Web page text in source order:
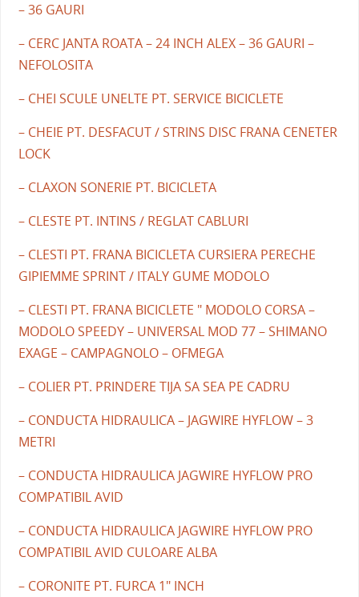
– 36 GAURI
– CERC JANTA ROATA – 24 INCH ALEX – 36 GAURI –
NEFOLOSITA
– CHEI SCULE UNELTE PT. SERVICE BICICLETE
– CHEIE PT. DESFACUT / STRINS DISC FRANA CENETER
LOCK
– CLAXON SONERIE PT. BICICLETA
– CLESTE PT. INTINS / REGLAT CABLURI
– CLESTI PT. FRANA BICICLETA CURSIERA PERECHE
GIPIEMME SPRINT / ITALY GUME MODOLO
– CLESTI PT. FRANA BICICLETE " MODOLO CORSA –
MODOLO SPEEDY – UNIVERSAL MOD 77 – SHIMANO
EXAGE – CAMPAGNOLO – OFMEGA
– COLIER PT. PRINDERE TIJA SA SEA PE CADRU
– CONDUCTA HIDRAULICA – JAGWIRE HYFLOW – 3
METRI
– CONDUCTA HIDRAULICA JAGWIRE HYFLOW PRO
COMPATIBIL AVID
– CONDUCTA HIDRAULICA JAGWIRE HYFLOW PRO
COMPATIBIL AVID CULOARE ALBA
– CORONITE PT. FURCA 1" INCH